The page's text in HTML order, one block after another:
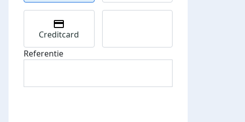
E-mails verstuurd
Bij 500 euro aan donaties ontvang
je je speciale KWF t-shirt!
Creditcard
Referentie